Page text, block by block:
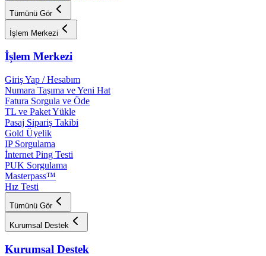
Tümünü Gör
İşlem Merkezi
İşlem Merkezi
Giriş Yap / Hesabım
Numara Taşıma ve Yeni Hat
Fatura Sorgula ve Öde
TL ve Paket Yükle
Pasaj Sipariş Takibi
Gold Üyelik
IP Sorgulama
İnternet Ping Testi
PUK Sorgulama
Masterpass™
Hız Testi
Tümünü Gör
Kurumsal Destek
Kurumsal Destek